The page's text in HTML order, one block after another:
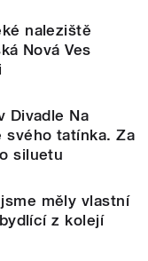
naleziště
Nová Ves
Divadle Na
svého tatínka. Za
siluetu
měly vlastní
z kolejí